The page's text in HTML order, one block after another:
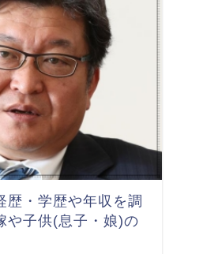
歴・学歴や年収を調
や子供(息子・娘)の